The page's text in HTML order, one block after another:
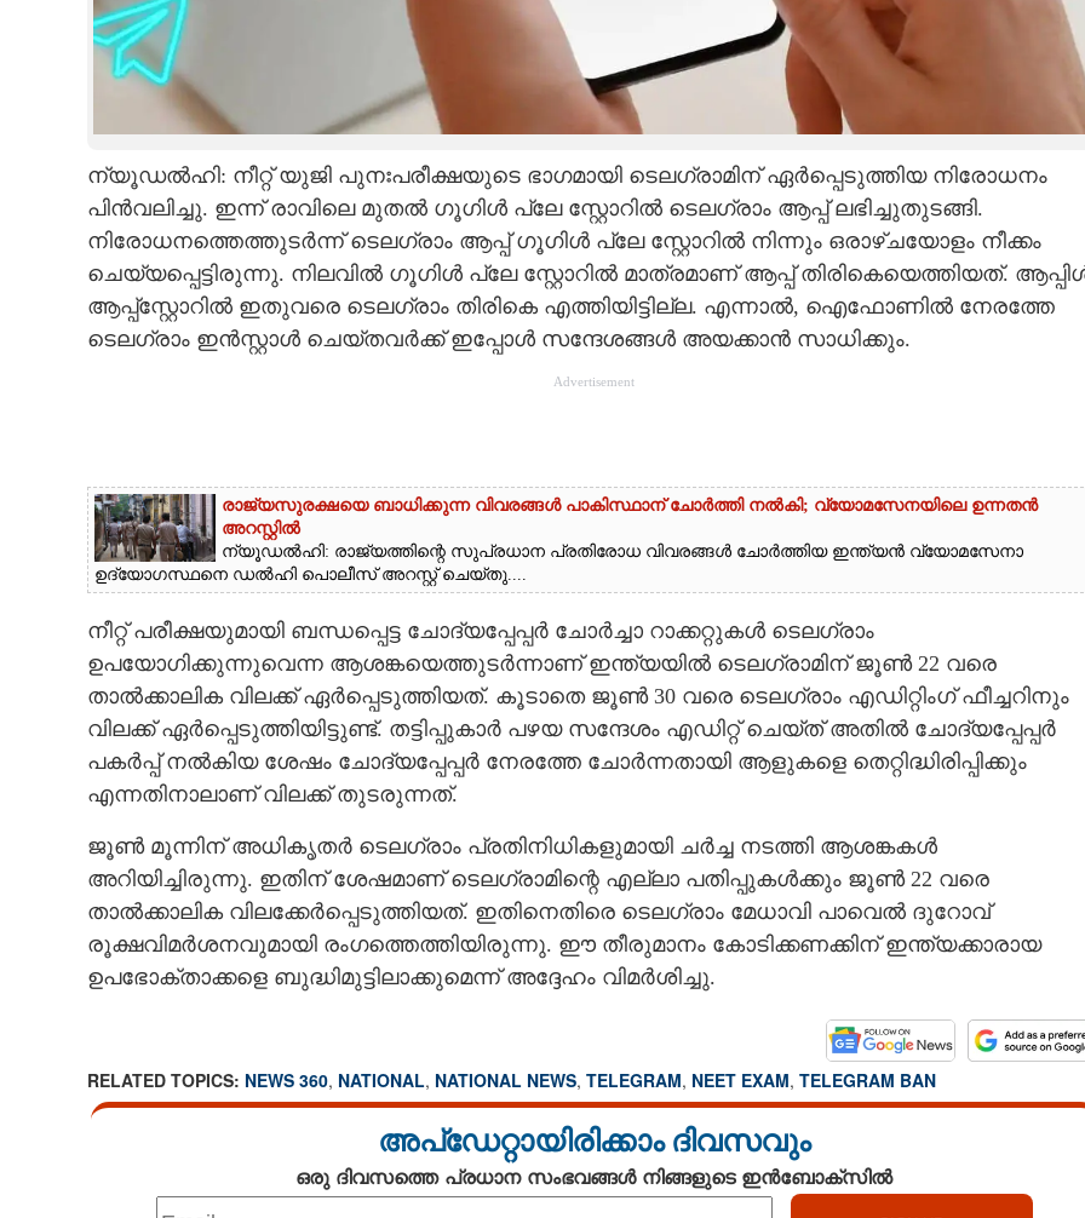
CARTOONS
LITERATURE
ന്യൂഡൽഹി: നീറ്റ് യുജി പുനഃപരീക്ഷയുടെ ഭാഗമായി ടെലഗ്രാമിന് ഏർപ്പെടുത്തിയ നിരോധനം
പിൻവലിച്ചു. ഇന്ന് രാവിലെ മുതൽ ഗൂഗിൾ പ്ലേ സ്റ്റോറിൽ ടെലഗ്രാം ആപ്പ് ലഭിച്ചുതുടങ്ങി.
നിരോധനത്തെത്തുടർന്ന് ടെലഗ്രാം ആപ്പ് ഗൂഗിൾ പ്ലേ സ്റ്റോറിൽ നിന്നും ഒരാഴ്‌ചയോളം നീക്കം
ചെയ്യപ്പെട്ടിരുന്നു. നിലവിൽ ഗൂഗിൾ പ്ലേ സ്റ്റോറിൽ മാത്രമാണ് ആപ്പ് തിരികെയെത്തിയത്.
ആപ്പ്‌സ്റ്റോറിൽ ഇതുവരെ ടെലഗ്രാം തിരികെ എത്തിയിട്ടില്ല. എന്നാൽ, ഐഫോണിൽ നേരത്തേ
ടെലഗ്രാം ഇൻസ്റ്റാൾ ചെയ്‌തവർക്ക് ഇപ്പോൾ സന്ദേശങ്ങൾ അയക്കാൻ സാധിക്കും.
Advertisement
രാജ്യസുരക്ഷയെ ബാധിക്കുന്ന വിവരങ്ങൾ പാകിസ്ഥാന് ചോ‌ർത്തി നൽകി; വ്യോമസേനയിലെ ഉന്നതൻ
അറസ്റ്റിൽ
ന്യൂ‌ഡൽഹി: രാജ്യത്തിന്റെ സുപ്രധാന പ്രതിരോധ വിവരങ്ങൾ ചോർത്തിയ ഇന്ത്യൻ വ്യോമസേനാ
ഉദ്യോഗസ്ഥനെ ഡൽഹി പൊലീസ് അറസ്റ്റ് ചെയ്‌തു....
നീറ്റ് പരീക്ഷയുമായി ബന്ധപ്പെട്ട ചോദ്യപ്പേപ്പർ ചോർച്ചാ റാക്കറ്റുകൾ ടെലഗ്രാം
ഉപയോഗിക്കുന്നുവെന്ന ആശങ്കയെത്തുടർന്നാണ് ഇന്ത്യയിൽ ടെലഗ്രാമിന് ജൂൺ 22 വരെ
താൽക്കാലിക വിലക്ക് ഏർപ്പെടുത്തിയത്. കൂടാതെ ജൂൺ 30 വരെ ടെലഗ്രാം എഡിറ്റിംഗ് ഫീച്ചറിനും
വിലക്ക് ഏർപ്പെടുത്തിയിട്ടുണ്ട്. തട്ടിപ്പുകാർ പഴയ സന്ദേശം എഡിറ്റ് ചെയ്‌ത് അതിൽ ചോദ്യപ്പേപ്പർ
പകർപ്പ് നൽകിയ ശേഷം ചോദ്യപ്പേപ്പർ നേരത്തേ ചോർന്നതായി ആളുകളെ തെറ്റിദ്ധിരിപ്പിക്കും
എന്നതിനാലാണ് വിലക്ക് തുടരുന്നത്.
ജൂൺ മൂന്നിന് അധികൃതർ ടെലഗ്രാം പ്രതിനിധികളുമായി ചർച്ച നടത്തി ആശങ്കകൾ
അറിയിച്ചിരുന്നു. ഇതിന് ശേഷമാണ് ടെലഗ്രാമിന്റെ എല്ലാ പതിപ്പുകൾക്കും ജൂൺ 22 വരെ
താൽക്കാലിക വിലക്കേർപ്പെടുത്തിയത്. ഇതിനെതിരെ ടെലഗ്രാം മേധാവി പാവെൽ ദുറോവ്
രൂക്ഷവിമർശനവുമായി രംഗത്തെത്തിയിരുന്നു. ഈ തീരുമാനം കോടിക്കണക്കിന് ഇന്ത്യക്കാരായ
ഉപഭോക്താക്കളെ ബുദ്ധിമുട്ടിലാക്കുമെന്ന് അദ്ദേഹം വിമർശിച്ചു.
RELATED TOPICS: NEWS 360, NATIONAL, NATIONAL NEWS, TELEGRAM, NEET EXAM, TELEGRAM BAN
അപ്ഡേറ്റായിരിക്കാം ദിവസവും
ഒരു ദിവസത്തെ പ്രധാന സംഭവങ്ങൾ നിങ്ങളുടെ ഇൻബോക്സിൽ